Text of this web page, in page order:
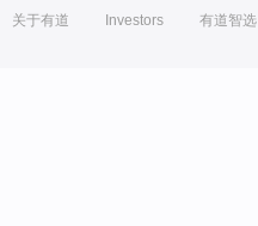
关于有道 Investors 有道智选